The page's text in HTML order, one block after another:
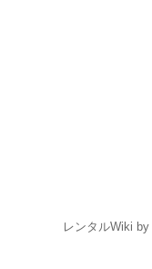
レンタルWiki by